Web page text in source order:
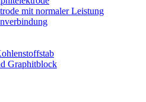
mit normaler Leistung
Graphitblock